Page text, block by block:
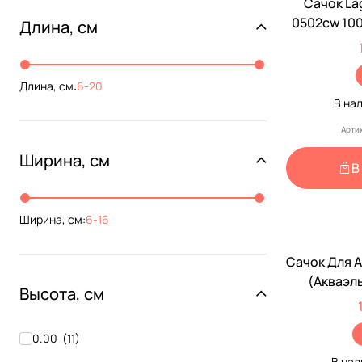
Длина, см
Длина, см:6-20
Ширина, см
Ширина, см:6-16
Высота, см
0.00 (11)
0502cw
В
Сачок Для